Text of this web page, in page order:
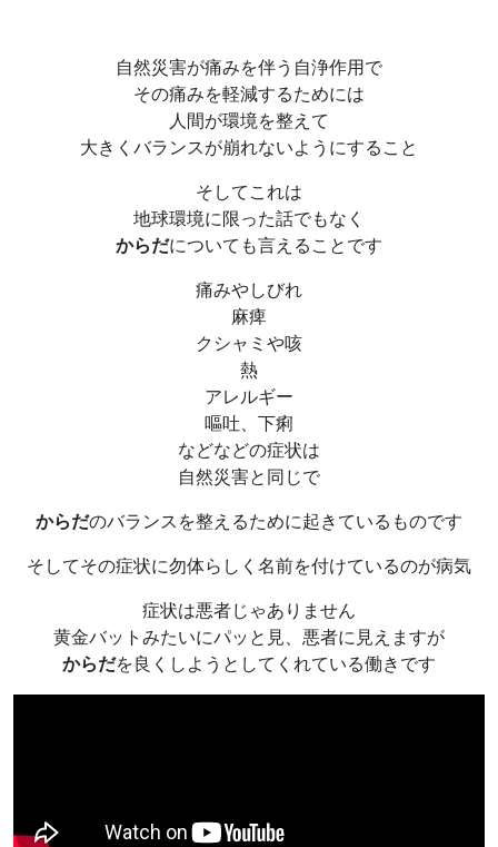
自然災害が痛みを伴う自浄作用で
その痛みを軽減するためには
人間が環境を整えて
大きくバランスが崩れないようにすること
そしてこれは
地球環境に限った話でもなく
からだについても言えることです
痛みやしびれ
麻痺
クシャミや咳
熱
アレルギー
嘔吐、下痢
などなどの症状は
自然災害と同じで
からだのバランスを整えるために起きているものです
そしてその症状に勿体らしく名前を付けているのが病気
症状は悪者じゃありません
黄金バットみたいにパッと見、悪者に見えますが
からだを良くしようとしてくれている働きです